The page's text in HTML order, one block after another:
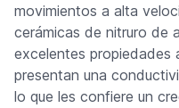
movimientos a alta
cerámicas de nitruro de
excelentes propiedades
presentan una
lo que les confiere un